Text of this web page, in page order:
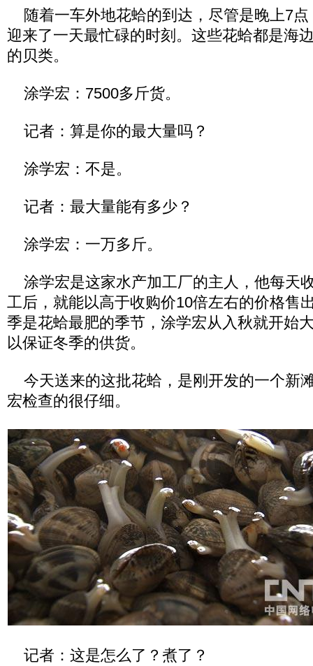
随着一车外地花蛤的到达，尽管是晚上7点
迎来了一天最忙碌的时刻。这些花蛤都是海
的贝类。
涂学宏：7500多斤货。
记者：算是你的最大量吗？
涂学宏：不是。
记者：最大量能有多少？
涂学宏：一万多斤。
涂学宏是这家水产加工厂的主人，他每天
工后，就能以高于收购价10倍左右的价格售
季是花蛤最肥的季节，涂学宏从入秋就开始
以保证冬季的供货。
今天送来的这批花蛤，是刚开发的一个新
宏检查的很仔细。
记者：这是怎么了？煮了？